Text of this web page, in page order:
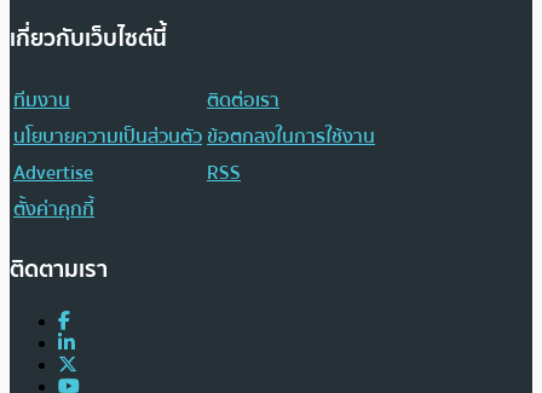
เกี่ยวกับเว็บไซต์นี้
ทีมงาน
ติดต่อเรา
นโยบายความเป็นส่วนตัวข้อตกลงในการใช้งาน
Advertise
RSS
ตั้งค่าคุกกี้
ติดตามเรา